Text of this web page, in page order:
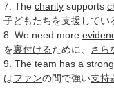
7. The charity supports
子どもたちを支援してい
8. We need more
を裏付けるために、 さら
9. The team has a strong
はファンの間で強い支持